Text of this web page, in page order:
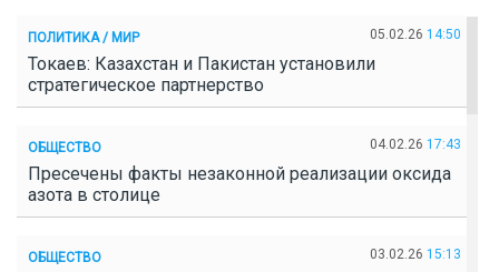
ПОЛИТИКА / МИР 05.02.26 14:50
Токаев: Казахстан и Пакистан установили
стратегическое партнерство
ОБЩЕСТВО 04.02.26 17:43
Пресечены факты незаконной реализации оксида
азота в столице
ОБЩЕСТВО 03.02.26 15:13